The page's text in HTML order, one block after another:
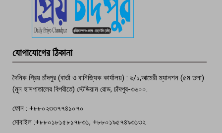
পচা দুর্গন্ধে ৯৯৯-এ ফোন, ফরিদগঞ্জে
তরুণের অর্ধগলিত লাশ উদ্ধার
যোগাযোগের ঠিকানা
দৈনিক প্রিয় চাঁদপুর (বার্তা ও বানিজ্যিক কার্যালয়) : ৬/১,আমেরী ম্যানশন (৫ম তলা)
(মুন হাসপাতালের বিপরীতে) স্টেডিয়াম রোড, চাঁদপুর-৩৬০০.
ফোন : +৮৮০২৩৩৭৭৪১০৭০
মোবাইল :+৮৮০১৮১৫৮১৭৮৩১, +৮৮০১৯৫৭৪৯৩১৩২